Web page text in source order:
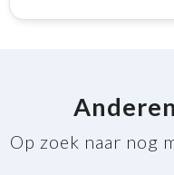
Op zoek naar nog